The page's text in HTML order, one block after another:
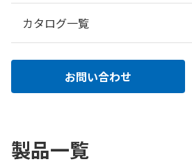
カタログ一覧
お問い合わせ
製品一覧